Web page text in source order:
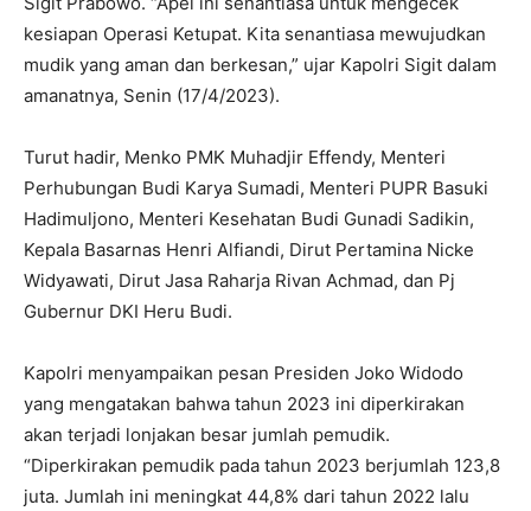
kesiapan Operasi Ketupat. Kita senantiasa mewujudkan
mudik yang aman dan berkesan,” ujar Kapolri Sigit dalam
amanatnya, Senin (17/4/2023).
Turut hadir, Menko PMK Muhadjir Effendy, Menteri
Perhubungan Budi Karya Sumadi, Menteri PUPR Basuki
Hadimuljono, Menteri Kesehatan Budi Gunadi Sadikin,
Kepala Basarnas Henri Alfiandi, Dirut Pertamina Nicke
Widyawati, Dirut Jasa Raharja Rivan Achmad, dan Pj
Gubernur DKI Heru Budi.
Kapolri menyampaikan pesan Presiden Joko Widodo
yang mengatakan bahwa tahun 2023 ini diperkirakan
akan terjadi lonjakan besar jumlah pemudik.
“Diperkirakan pemudik pada tahun 2023 berjumlah 123,8
juta. Jumlah ini meningkat 44,8% dari tahun 2022 lalu